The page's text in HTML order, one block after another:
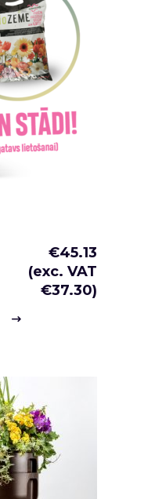
€45.13
(exc. VAT
€37.30)